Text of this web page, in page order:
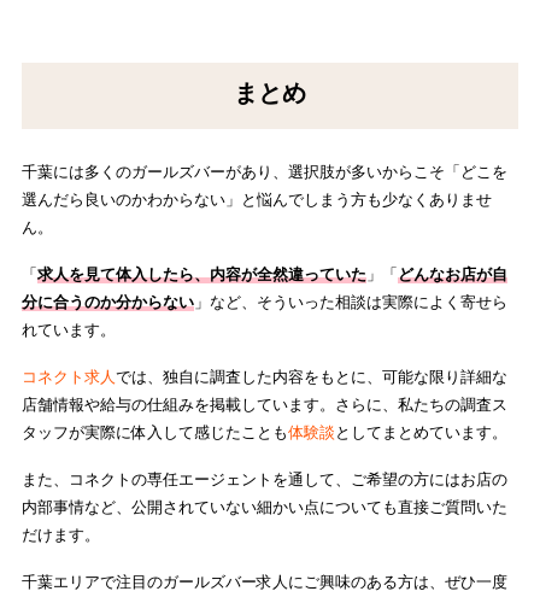
まとめ
千葉には多くのガールズバーがあり、選択肢が多いからこそ「どこを
選んだら良いのかわからない」と悩んでしまう方も少なくありませ
ん。
「 求人を見て体入したら、内容が全然違っていた」「 どんなお店が自
分に合うのか分からない」など、そういった相談は実際によく寄せら
れています。
コネクト求人では、独自に調査した内容をもとに、可能な限り詳細な
店舗情報や給与の仕組みを掲載しています。さらに、私たちの調査ス
タッフが実際に体入して感じたことも体験談 としてまとめています。
また、コネクトの専任エージェントを通して、ご希望の方にはお店の
内部事情など、公開されていない細かい点についても直接ご質問いた
だけます。
千葉エリアで注目のガールズバー求人にご興味のある方は、ぜひ一度